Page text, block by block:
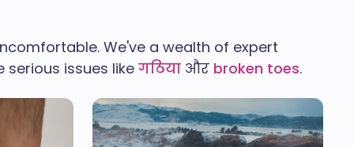
We've a wealth of expert
issues like गठिया और broken toes.